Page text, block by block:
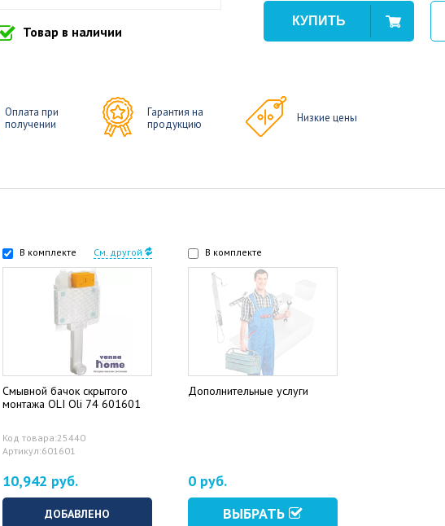
Товар в наличии
Оплата при
получении
Гарантия на
продукцию
Низкие цены
В комплекте См. другой
Смывной бачок скрытого
монтажа OLI Oli 74 601601
Код товара:25440
Артикул:601601
10,942 руб.
ДОБАВЛЕНО
В комплекте
Дополнительные услуги
0 руб.
ВЫБРАТЬ